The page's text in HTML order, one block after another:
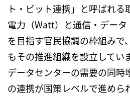
ト・ビット連携」と呼ばれる
電力（Watt）と通信・データ
を目指す官民協調の枠組みで
もその推進組織を設立してい
データセンターの需要の同時
の連携が国策レベルで進めら